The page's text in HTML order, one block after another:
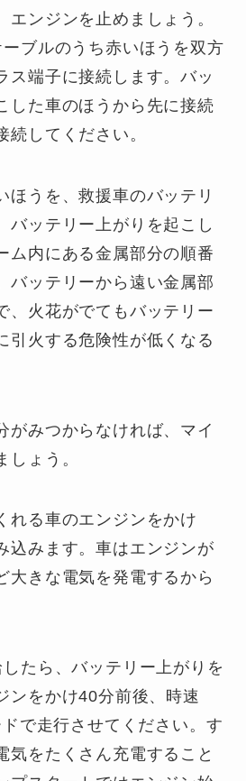
エンジンを止めましょう。
ブルのうち赤いほうを双方
ス端子に接続します。バッ
した車のほうから先に接続
続してください。
ほうを、救援車のバッテリ
バッテリー上がりを起こし
ム内にある金属部分の順番
バッテリーから遠い金属部
、火花がでてもバッテリー
引火する危険性が低くなる
がみつからなければ、マイ
しょう。
れる車のエンジンをかけ
込みます。車はエンジンが
大きな電気を発電するから
たら、バッテリー上がりを
ンをかけ40分前後、時速
で走行させてください。す
気をたくさん充電すること